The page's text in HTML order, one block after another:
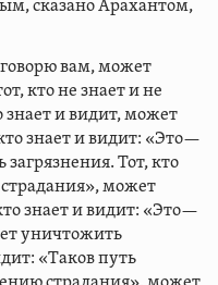
сказано Арахантом,
говорю вам, может
кто не знает и не
знает и видит, может
знает и видит: «Это—
Тот, кто
может
знает и видит: «Это—
уничтожить
«Таков путь